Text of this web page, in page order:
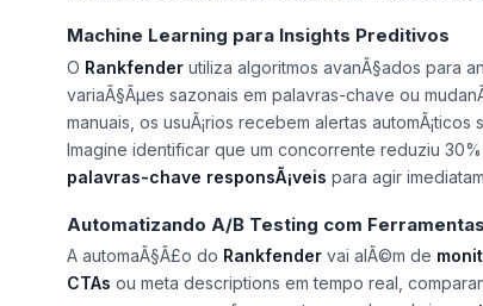
Machine Learning para Insights Preditivos
O Rankfender utiliza algoritmos avanÃ§ados para
variaÃ§Ãµes sazonais em palavras-chave ou
manuais, os usuÃ¡rios recebem alertas automÃ¡ticos
Imagine identificar que um concorrente reduziu 30%
palavras-chave responsÃ¡veis para agir
Automatizando A/B Testing com
A automaÃ§Ã£o do Rankfender vai alÃ©m de
CTAs ou meta descriptions em tempo real,